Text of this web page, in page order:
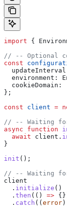
import {
// -- Optional
const
  environment:
  cookieDomain:
};
const client =
// -- Waiting
async function
  await
client .
}
init ();
// -- Waiting
client
  .
initialize ()
  .
then (() =>
  .
catch (( error )